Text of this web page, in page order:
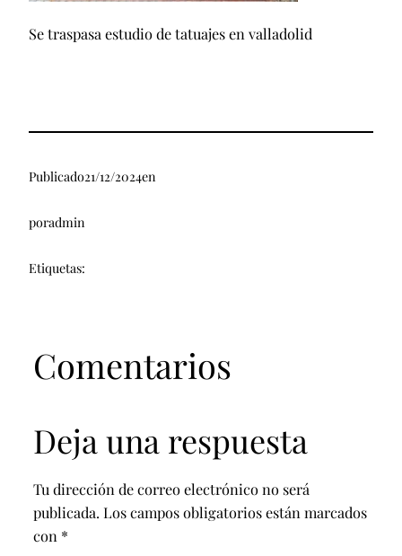
Se traspasa estudio de tatuajes en valladolid
Publicado21/12/2024en
poradmin
Etiquetas:
Comentarios
Deja una respuesta
Tu dirección de correo electrónico no será
publicada. Los campos obligatorios están marcados
con *